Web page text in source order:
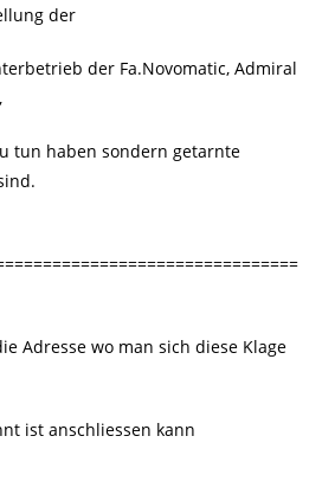
der
der Fa.Novomatic, Admiral
tun haben sondern getarnte
Adresse wo man sich diese Klage
ist anschliessen kann